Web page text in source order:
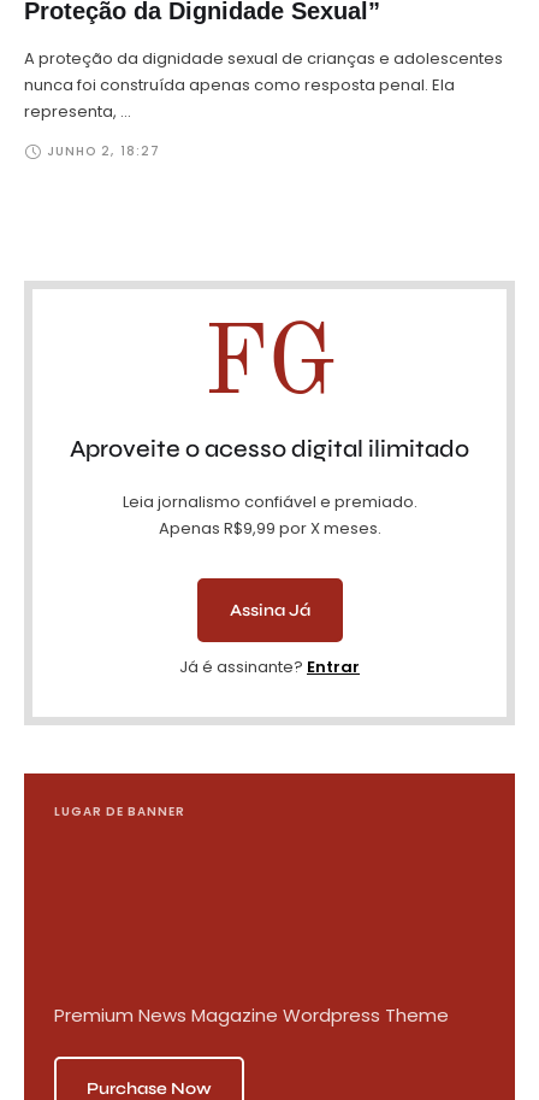
Proteção da Dignidade Sexual”
A proteção da dignidade sexual de crianças e adolescentes
nunca foi construída apenas como resposta penal. Ela
representa, …
JUNHO 2, 18:27
FG
Aproveite o acesso digital ilimitado
Leia jornalismo confiável e premiado.
Apenas R$9,99 por X meses.
Assina Já
Já é assinante? Entrar
LUGAR DE BANNER
Premium News Magazine Wordpress Theme
Purchase Now